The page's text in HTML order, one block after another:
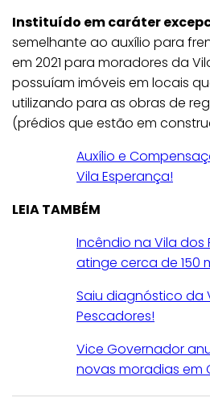
Instituído em caráter
semelhante ao auxílio para
em 2021 para moradores da
possuíam imóveis em locais
utilizando para as obras de
(prédios que estão em
Auxílio e
Vila Esperança!
LEIA TAMBÉM
Incêndio na Vila dos
atinge cerca de 150
Saiu diagnóstico da
Pescadores!
Vice Governador
novas moradias em